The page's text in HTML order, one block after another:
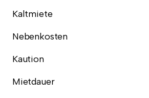
Kaltmiete
Nebenkosten
Kaution
Mietdauer